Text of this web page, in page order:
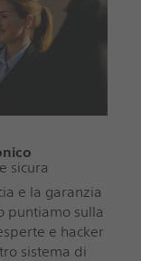
sicura
e la garanzia
puntiamo sulla
e hacker
sistema di